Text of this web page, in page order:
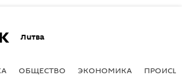
Литва
ОБЩЕСТВО ЭКОНОМИКА